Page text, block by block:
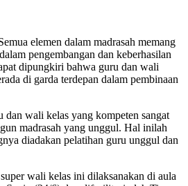
elemen dalam madrasah memang
pengembangan dan keberhasilan
dipungkiri bahwa guru dan wali
di garda terdepan dalam pembinaan
dan wali kelas yang kompeten sangat
madrasah yang unggul. Hal inilah
diadakan pelatihan guru unggul dan
wali kelas ini dilaksanakan di aula